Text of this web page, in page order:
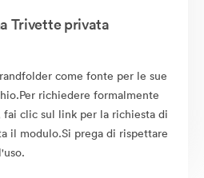
Trivette privata
come fonte per le sue
richiedere formalmente
clic sul link per la richiesta di
il modulo.Si prega di rispettare